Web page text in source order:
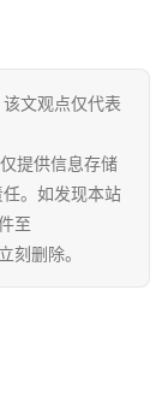
文观点仅代表
提供信息存储
。如发现本站
至
刻删除。